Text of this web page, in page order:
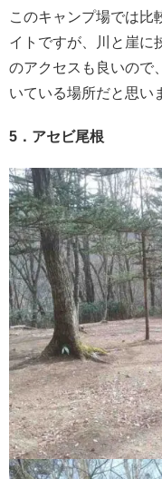
このキャンプ場では比
イトですが、川と崖に
のアクセスも良いので
いている場所だと思い
5．アセビ尾根